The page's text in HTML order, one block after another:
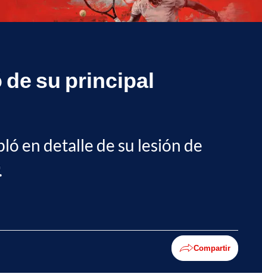
de su principal
en detalle de su lesión de
Compartir